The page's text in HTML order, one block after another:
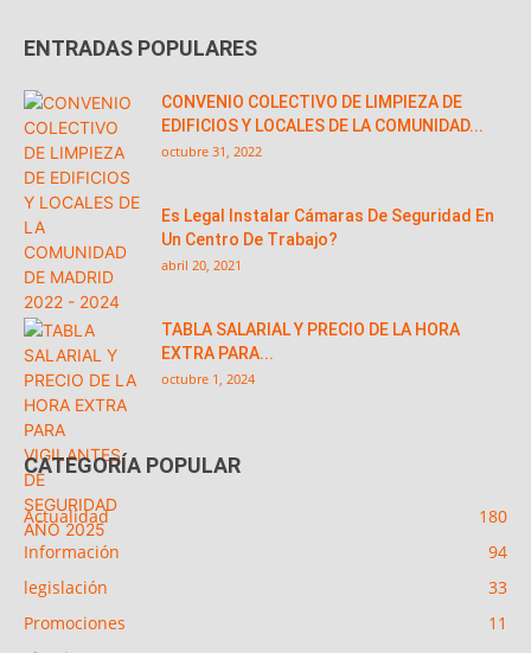
ENTRADAS POPULARES
CONVENIO COLECTIVO DE LIMPIEZA DE
EDIFICIOS Y LOCALES DE LA COMUNIDAD...
octubre 31, 2022
Es Legal Instalar Cámaras De Seguridad En
Un Centro De Trabajo?
abril 20, 2021
TABLA SALARIAL Y PRECIO DE LA HORA
EXTRA PARA...
octubre 1, 2024
CATEGORÍA POPULAR
Actualidad
180
Información
94
legislación
33
Promociones
11